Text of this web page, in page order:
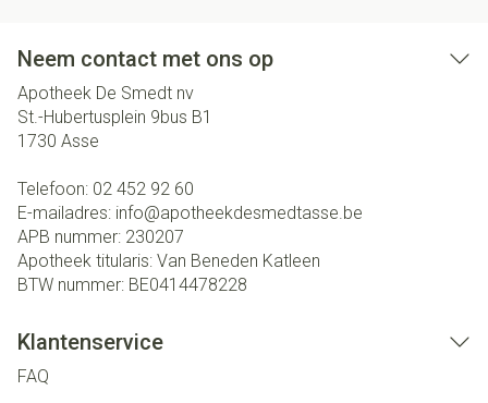
Neem contact met ons op
Apotheek De Smedt nv
St.-Hubertusplein 9bus B1
1730 Asse
Telefoon: 02 452 92 60
E-mailadres: info@apotheekdesmedtasse.be
APB nummer: 230207
Apotheek titularis: Van Beneden Katleen
BTW nummer: BE0414478228
Klantenservice
FAQ